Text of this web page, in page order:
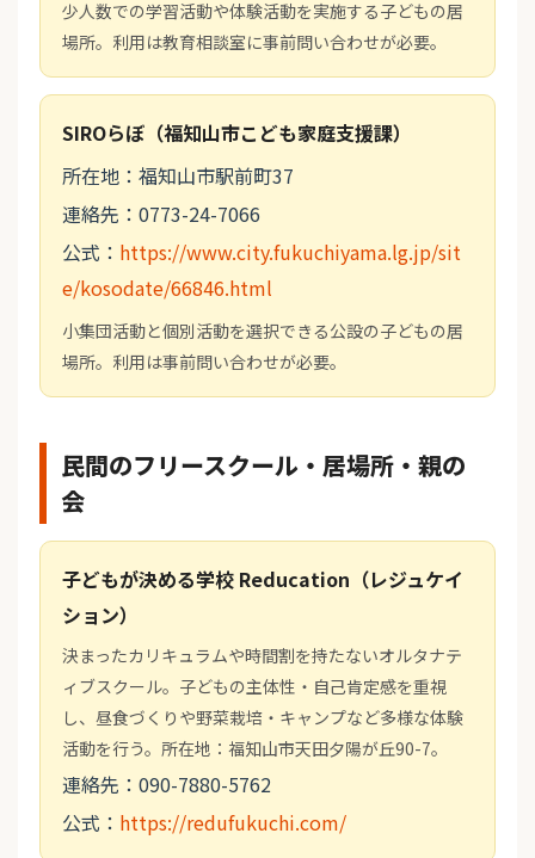
少人数での学習活動や体験活動を実施する子どもの居
場所。利用は教育相談室に事前問い合わせが必要。
SIROらぼ（福知山市こども家庭支援課）
所在地：福知山市駅前町37
連絡先：0773-24-7066
公式： https://www.city.fukuchiyama.lg.jp/sit
e/kosodate/66846.html
小集団活動と個別活動を選択できる公設の子どもの居
場所。利用は事前問い合わせが必要。
民間のフリースクール・居場所・親の
会
子どもが決める学校 Reducation（レジュケイ
ション）
決まったカリキュラムや時間割を持たないオルタナテ
ィブスクール。子どもの主体性・自己肯定感を重視
し、昼食づくりや野菜栽培・キャンプなど多様な体験
活動を行う。所在地：福知山市天田夕陽が丘90-7。
連絡先：090-7880-5762
公式： https://redufukuchi.com/